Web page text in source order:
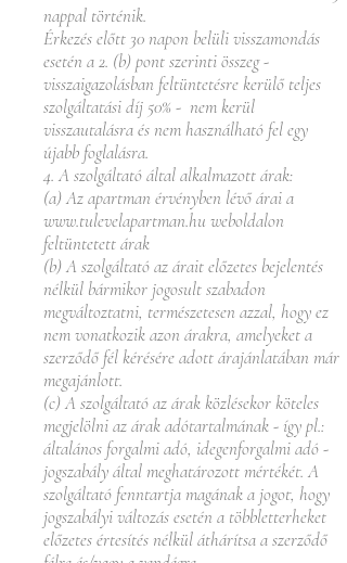
nappal történik.
Érkezés előtt 30 napon belüli visszamondás
esetén a 2. (b) pont szerinti összeg -
visszaigazolásban feltüntetésre kerülő teljes
szolgáltatási díj 50% - nem kerül
visszautalásra és nem használható fel egy
újabb foglalásra.
4. A szolgáltató által alkalmazott árak:
(a) Az apartman érvényben lévő árai a
www.tulevelapartman.hu weboldalon
feltüntetett árak
(b) A szolgáltató az árait előzetes bejelentés
nélkül bármikor jogosult szabadon
megváltoztatni, természetesen azzal, hogy ez
nem vonatkozik azon árakra, amelyeket a
szerződő fél kérésére adott árajánlatában már
megajánlott.
(c) A szolgáltató az árak közlésekor köteles
megjelölni az árak adótartalmának - így pl.:
általános forgalmi adó, idegenforgalmi adó -
jogszabály által meghatározott mértékét. A
szolgáltató fenntartja magának a jogot, hogy
jogszabályi változás esetén a többletterheket
előzetes értesítés nélkül áthárítsa a szerződő